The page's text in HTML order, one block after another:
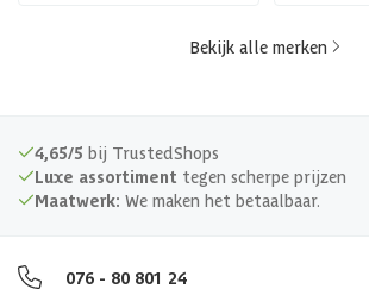
Bekijk alle merken
4,65/5 bij TrustedShops
Luxe assortiment tegen scherpe prijzen
Maatwerk: We maken het betaalbaar.
076 - 80 801 24